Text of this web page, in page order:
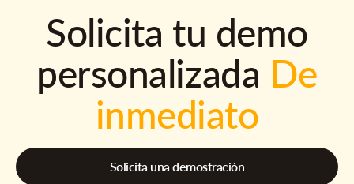
Solicita tu demo
personalizada De
inmediato
Solicita una demostración